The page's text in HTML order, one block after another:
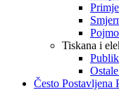
Tiskana i
Često Postavljena